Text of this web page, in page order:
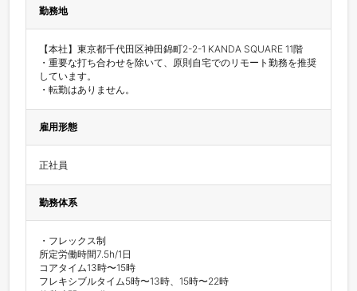
勤務地
【本社】東京都千代田区神田錦町2-2-1 KANDA SQUARE 11階
・重要な打ち合わせを除いて、原則自宅でのリモート勤務を推奨
しています。
・転勤はありません。
雇用形態
正社員
勤務体系
・フレックス制
所定労働時間7.5h/1日
コアタイム13時〜15時
フレキシブルタイム5時〜13時、15時〜22時